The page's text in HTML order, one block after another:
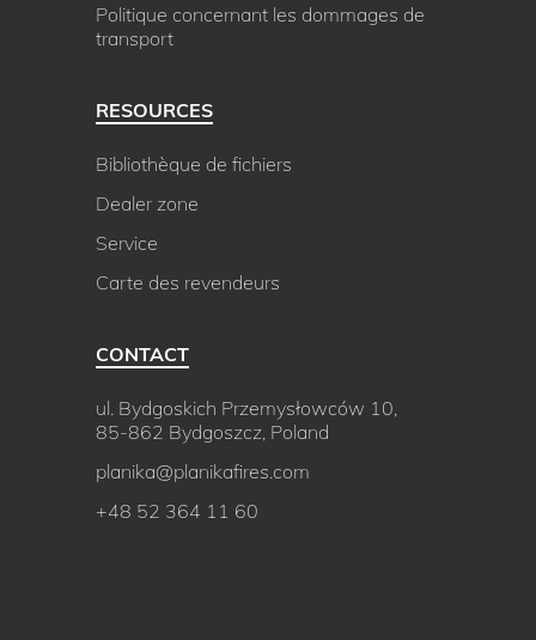
Politique concernant les dommages de
transport
RESOURCES
Bibliothèque de fichiers
Dealer zone
Service
Carte des revendeurs
CONTACT
ul. Bydgoskich Przemysłowców 10,
85-862 Bydgoszcz, Poland
planika@planikafires.com
+48 52 364 11 60